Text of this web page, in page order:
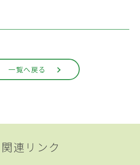
一覧へ戻る
関連リンク